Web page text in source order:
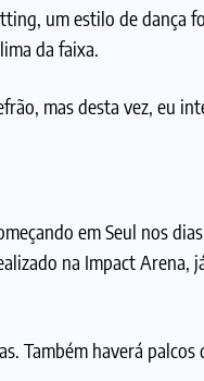
um estilo de dança
da faixa.
mas desta vez, eu
em Seul nos
na Impact Arena,
Também haverá